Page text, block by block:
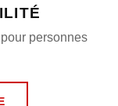
personnes